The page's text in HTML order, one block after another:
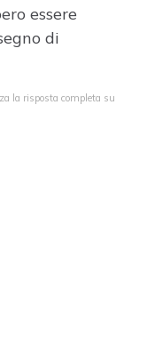
essere
di
la risposta completa su